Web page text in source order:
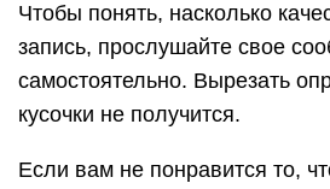
Чтобы понять, насколько
запись, прослушайте свое
самостоятельно. Вырезать
кусочки не получится.
Если вам не понравится то,